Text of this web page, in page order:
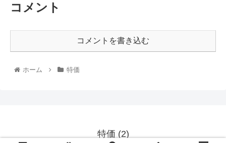
コメント
コメントを書き込む
ホーム 特価
特価 (2)